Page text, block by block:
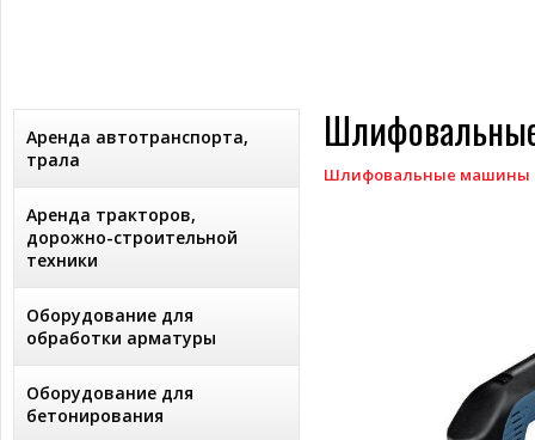
Аренда автотранспорта,
трала
Аренда тракторов,
дорожно-строительной
техники
Оборудование для
обработки арматуры
Оборудование для
бетонирования
Шлифовальные машины